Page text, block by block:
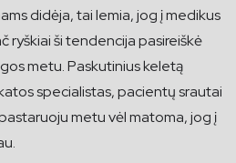
didėja, tai lemia, jog į medikus
ryškiai ši tendencija pasireiškė
metu. Paskutinius keletą
specialistas, pacientų srautai
metu vėl matoma, jog į